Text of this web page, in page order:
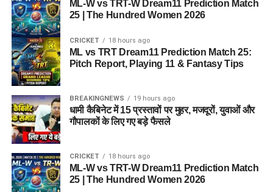
ML-W vs TRT-W Dream11 Prediction Match
25 | The Hundred Women 2026
CRICKET 18 hours ago
ML vs TRT Dream11 Prediction Match 25:
Pitch Report, Playing 11 & Fantasy Tips
BREAKINGNEWS 19 hours ago
धामी कैबिनेट में 15 प्रस्तावों पर मुहर, मजदूरों, युवाओं और
गौपालकों के लिए गए बड़े फैसले
CRICKET 18 hours ago
ML-W vs TRT-W Dream11 Prediction Match
25 | The Hundred Women 2026